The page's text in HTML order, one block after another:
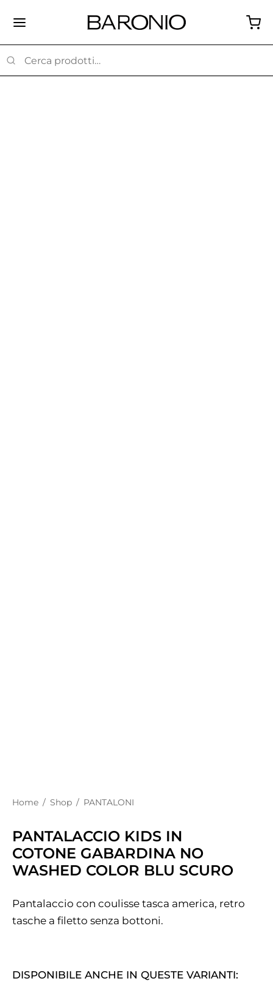
Home / Shop / PANTALONI
PANTALACCIO KIDS IN
COTONE GABARDINA NO
WASHED COLOR BLU SCURO
Pantalaccio con coulisse tasca america, retro
tasche a filetto senza bottoni.
DISPONIBILE ANCHE IN QUESTE VARIANTI: